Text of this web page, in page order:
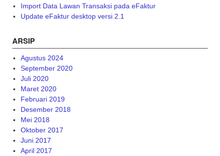
Import Data Lawan Transaksi pada eFaktur
Update eFaktur desktop versi 2.1
ARSIP
Agustus 2024
September 2020
Juli 2020
Maret 2020
Februari 2019
Desember 2018
Mei 2018
Oktober 2017
Juni 2017
April 2017